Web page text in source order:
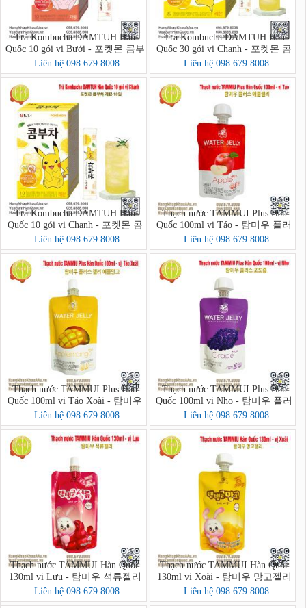
Trà Kombucha DAMTUH Hàn
Quốc 10 gói vị Bưởi - 포켓몬 콤부
차 자몽 10입
Liên hệ 098.679.8008
Trà Kombucha DAMTUH Hàn
Quốc 30 gói vị Chanh - 포켓몬 콤
부차 레몬 30입
Liên hệ 098.679.8008
Trà Kombucha DAMTUH Hàn
Quốc 10 gói vị Chanh - 포켓몬 콤
부차 레몬 10입
Liên hệ 098.679.8008
Thạch nước TAMMUI Plus Hàn
Quốc 100ml vị Táo - 탐미우 플러
스 애플젤리
Liên hệ 098.679.8008
Thạch nước TAMMUI Plus Hàn
Quốc 100ml vị Táo Xoài - 탐미우
플러스 젤리 애플망고
Liên hệ 098.679.8008
Thạch nước TAMMUI Plus Hàn
Quốc 100ml vị Nho - 탐미우 플러
스 포도즙
Liên hệ 098.679.8008
Thạch nước TAMMUI Hàn Quốc
130ml vị Lựu - 탐미우 석류젤리
Liên hệ 098.679.8008
Thạch nước TAMMUI Hàn Quốc
130ml vị Xoài - 탐미우 망고젤리
Liên hệ 098.679.8008